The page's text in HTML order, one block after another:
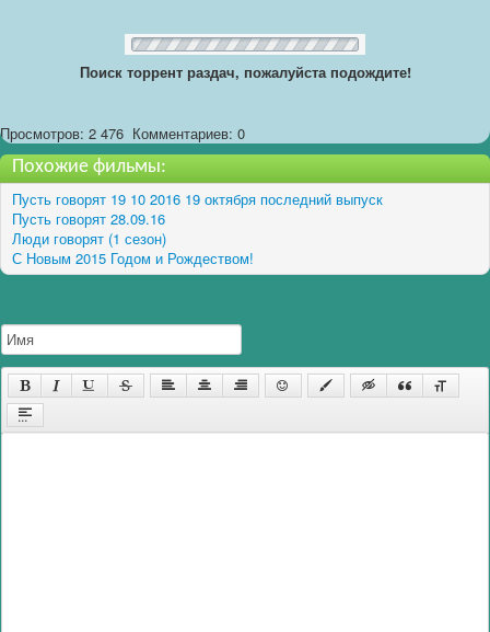
Поиск торрент раздач, пожалуйста подождите!
Просмотров: 2 476 Комментариев: 0
Похожие фильмы:
Пусть говорят 19 10 2016 19 октября последний выпуск
Пусть говорят 28.09.16
Люди говорят (1 сезон)
С Новым 2015 Годом и Рождеством!